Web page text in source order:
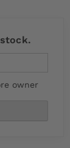
owner